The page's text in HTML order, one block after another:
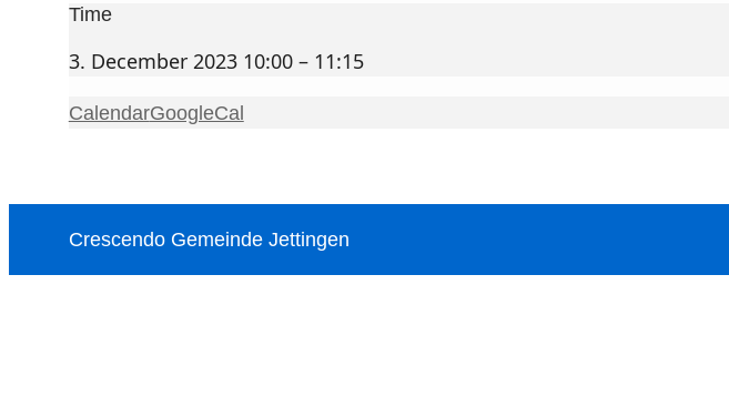
Time
3. December 2023 10:00 – 11:15
CalendarGoogleCal
Crescendo Gemeinde Jettingen